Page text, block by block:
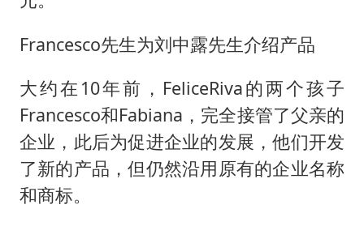
Francesco先生为刘中露先生介绍产品
大约在10年前，FeliceRiva的两个孩子
Francesco和Fabiana，完全接管了父亲的
企业，此后为促进企业的发展，他们开发
了新的产品，但仍然沿用原有的企业名称
和商标。